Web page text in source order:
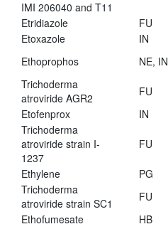
IMI 206040 and T11
Etridiazole FU
Etoxazole
IN
Ethoprophos
NE, IN
Trichoderma
atroviride AGR2
FU
Etofenprox
IN
Trichoderma
atroviride strain I-
1237
FU
Ethylene PG
Trichoderma
atroviride strain SC1
FU
Ethofumesate
HB